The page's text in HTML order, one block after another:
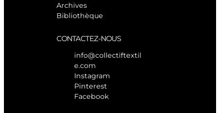
Archives
Bibliothèque
CONTACTEZ-NOUS
info@collectiftextil
e.com
Instagram
Pinterest
Facebook